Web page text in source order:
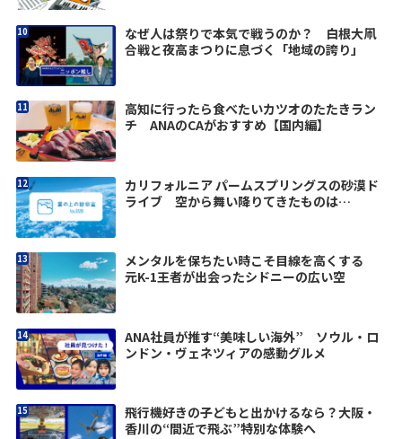
なぜ人は祭りで本気で戦うのか？ 白根大凧
合戦と夜高まつりに息づく「地域の誇り」
高知に行ったら食べたいカツオのたたきラン
チ ANAのCAがおすすめ【国内編】
カリフォルニア パームスプリングスの砂漠ド
ライブ 空から舞い降りてきたものは…
メンタルを保ちたい時こそ目線を高くする
元K-1王者が出会ったシドニーの広い空
ANA社員が推す“美味しい海外” ソウル・ロ
ンドン・ヴェネツィアの感動グルメ
飛行機好きの子どもと出かけるなら？大阪・
香川の“間近で飛ぶ”特別な体験へ